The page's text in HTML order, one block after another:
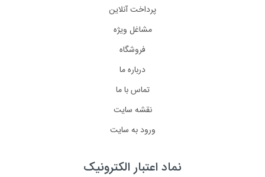
پرداخت آنلاین
مشاغل ویژه
فروشگاه
درباره ما
تماس با ما
نقشه سایت
ورود به سایت
نماد اعتبار الکترونیک